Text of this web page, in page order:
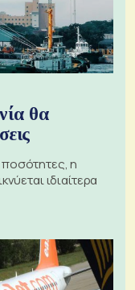
θα
η
ιδιαίτερα